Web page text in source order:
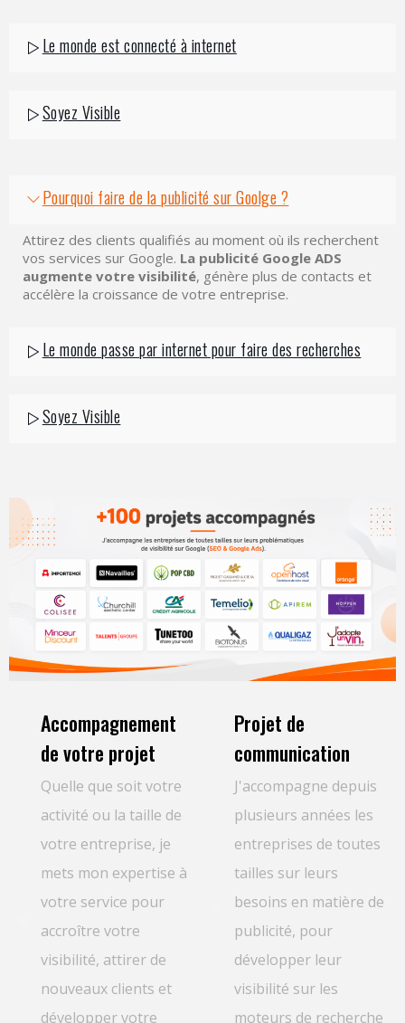
Le monde est connecté à internet
Soyez Visible
Pourquoi faire de la publicité sur Goolge ?
Attirez des clients qualifiés au moment où ils recherchent
vos services sur Google. La publicité Google ADS
augmente votre visibilité, génère plus de contacts et
accélère la croissance de votre entreprise.
Le monde passe par internet pour faire des recherches
Soyez Visible
Accompagnement
de votre projet
Quelle que soit votre
activité ou la taille de
votre entreprise, je
mets mon expertise à
votre service pour
accroître votre
visibilité, attirer de
nouveaux clients et
développer votre
Projet de
communication
J'accompagne depuis
plusieurs années les
entreprises de toutes
tailles sur leurs
besoins en matière de
publicité, pour
développer leur
visibilité sur les
moteurs de recherche